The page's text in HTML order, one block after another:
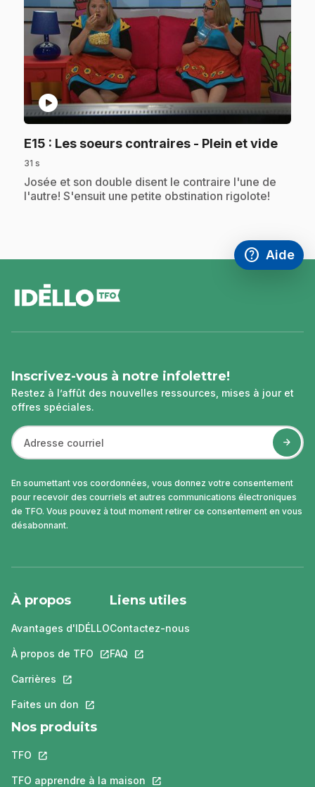
play_circle
E15 : Les soeurs contraires - Plein et vide.
31 s
.Josée et son double disent le contraire l'une de
l'autre! S'ensuit une petite obstination rigolote!
help
Accéder à
Aide
,Ce lien
de
page
Inscrivez-vous à notre infolettre!
Restez à l’affût des nouvelles ressources, mises à jour et
offres spéciales.
En soumettant vos coordonnées, vous donnez votre consentement
pour recevoir des courriels et autres communications électroniques
de TFO. Vous pouvez à tout moment retirer ce consentement en vous
désabonnant.
À propos
Avantages d'IDÉLLO
À propos de TFO Ce lien s'ouvrira dans un nouvel onglet.
Carrières Ce lien s'ouvrira dans un nouvel onglet.
Faites un don Ce lien s'ouvrira dans un nouvel onglet.
Liens utiles
Contactez-nous
FAQ Ce lien s'ouvrira dans un nouvel
Nos produits
TFO Ce lien s'ouvrira dans un nouvel onglet.
TFO apprendre à la maison Ce lien s'ouvrira dans un nouvel